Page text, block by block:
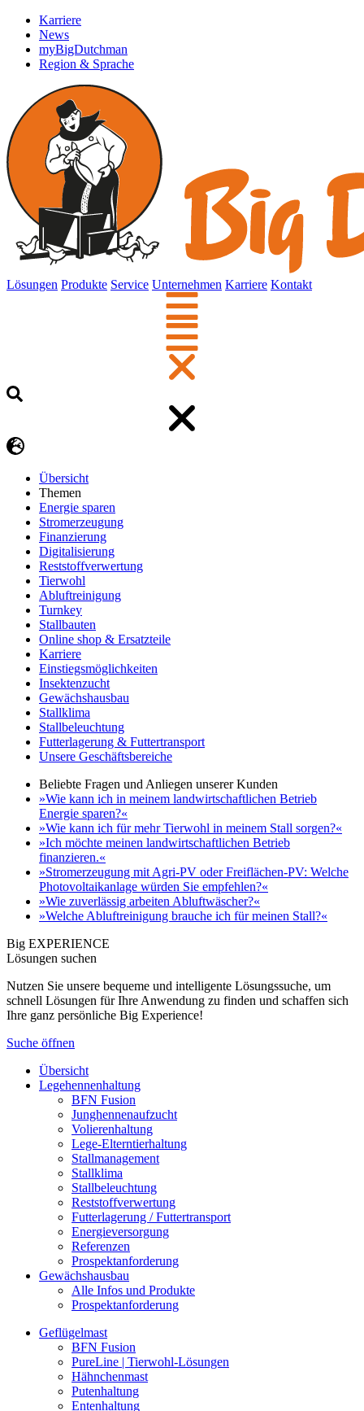
Karriere
News
myBigDutchman
Region & Sprache
Lösungen Produkte Service Unternehmen Karriere Kontakt
Übersicht
Themen
Energie sparen
Stromerzeugung
Finanzierung
Digitalisierung
Reststoffverwertung
Tierwohl
Abluftreinigung
Turnkey
Stallbauten
Online shop & Ersatzteile
Karriere
Einstiegsmöglichkeiten
Insektenzucht
Gewächshausbau
Stallklima
Stallbeleuchtung
Futterlagerung & Futtertransport
Unsere Geschäftsbereiche
Beliebte Fragen und Anliegen unserer Kunden
»Wie kann ich in meinem landwirtschaftlichen Betrieb
Energie sparen?«
»Wie kann ich für mehr Tierwohl in meinem Stall sorgen?«
»Ich möchte meinen landwirtschaftlichen Betrieb
finanzieren.«
»Stromerzeugung mit Agri-PV oder Freiflächen-PV: Welche
Photovoltaikanlage würden Sie empfehlen?«
»Wie zuverlässig arbeiten Abluftwäscher?«
»Welche Abluftreinigung brauche ich für meinen Stall?«
Big EXPERIENCE
Lösungen suchen
Nutzen Sie unsere bequeme und intelligente Lösungssuche, um
schnell Lösungen für Ihre Anwendung zu finden und schaffen sich
Ihre ganz persönliche Big Experience!
Suche öffnen
Übersicht
Legehennenhaltung
BFN Fusion
Junghennenaufzucht
Volierenhaltung
Lege-Elterntierhaltung
Stallmanagement
Stallklima
Stallbeleuchtung
Reststoffverwertung
Futterlagerung / Futtertransport
Energieversorgung
Referenzen
Prospektanforderung
Gewächshausbau
Alle Infos und Produkte
Prospektanforderung
Geflügelmast
BFN Fusion
PureLine | Tierwohl-Lösungen
Hähnchenmast
Putenhaltung
Entenhaltung